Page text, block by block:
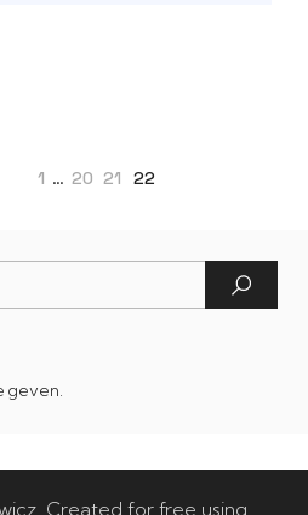
1 … 20 21 22
geven.
Created for free using